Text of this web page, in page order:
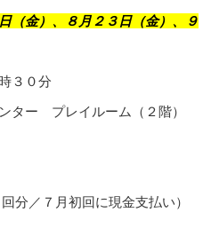
（金）、８月２３日（金）、９
３０分
ター プレイルーム（２階）
分／７月初回に現金支払い）